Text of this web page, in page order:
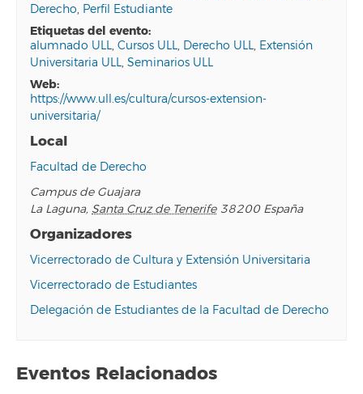
Derecho, Perfil Estudiante
etiquetas del evento:
alumnado ULL,Cursos ULL, Derecho ULL, Extensión
Universitaria ULL,Seminarios ULL
web:
https://www.ull.es/cultura/cursos-extension-
universitaria/
Local
Facultad de Derecho
Campus de Guajara
La Laguna, Santa Cruz de Tenerife 38200 España
Organizadores
Vicerrectorado de Cultura y Extensión Universitaria
Vicerrectorado de Estudiantes
Delegación de Estudiantes de la Facultad de Derecho
Eventos Relacionados